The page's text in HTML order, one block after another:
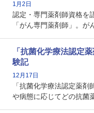
す。
1月2日
認定・専門薬剤師資格を
「がん専門薬剤師」。が
関する資格として、
剤師の専門性を活かして
貢献する姿は、今も病院
かれる存在です。
「抗菌化学療法認定
験記
12月17日
「抗菌化学療法認定薬
や病態に応じてどの抗菌